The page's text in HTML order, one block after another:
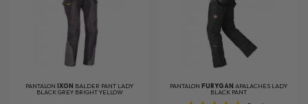
PANTALONIXON BALDER PANT LADY
BLACK GREY BRIGHT YELLOW
PANTALON FURYGAN APALACHES LADY
BLACK PANT